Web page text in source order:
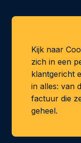
Kijk naar
zich in een
klantgericht
in alles: van
factuur die
geheel.